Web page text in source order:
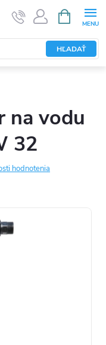
HĽADAŤ
KOŠÍK
na vodu
32
hodnotenia